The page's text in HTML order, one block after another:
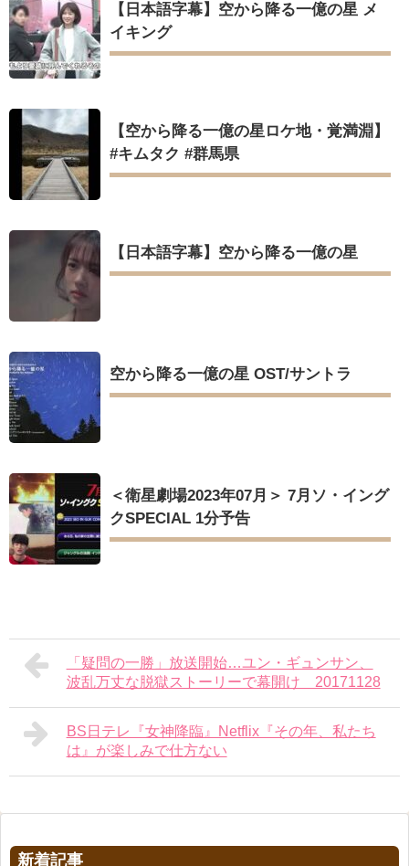
【日本語字幕】空から降る一億の星 メ
イキング
【空から降る一億の星ロケ地・覚満淵】
#キムタク #群馬県
【日本語字幕】空から降る一億の星
空から降る一億の星 OST/サントラ
＜衛星劇場2023年07月＞ 7月ソ・イング
クSPECIAL 1分予告
「疑問の一勝」放送開始…ユン・ギュンサン、
波乱万丈な脱獄ストーリーで幕開け 20171128
BS日テレ『女神降臨』Netflix『その年、私たち
は』が楽しみで仕方ない
新着記事